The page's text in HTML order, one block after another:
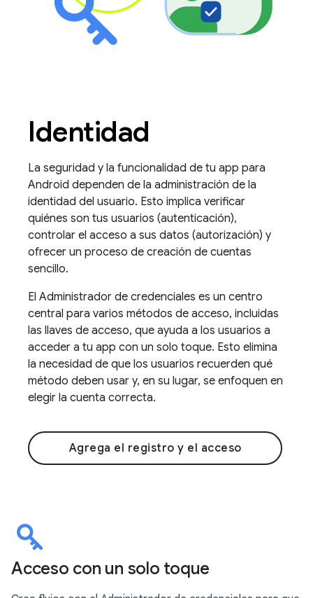
Identidad
La seguridad y la funcionalidad de tu app para
Android dependen de la administración de la
identidad del usuario. Esto implica verificar
quiénes son tus usuarios (autenticación),
controlar el acceso a sus datos (autorización) y
ofrecer un proceso de creación de cuentas
sencillo.
El Administrador de credenciales es un centro
central para varios métodos de acceso, incluidas
las llaves de acceso, que ayuda a los usuarios a
acceder a tu app con un solo toque. Esto elimina
la necesidad de que los usuarios recuerden qué
método deben usar y, en su lugar, se enfoquen en
elegir la cuenta correcta.
Agrega el registro y el acceso
Acceso con un solo toque